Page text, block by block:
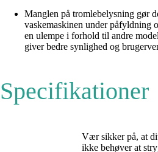
Manglen på tromlebelysning gør
vaskemaskinen under påfyldning
en ulempe i forhold til andre
giver bedre synlighed og
Specifikationer
Vær sikker på, at
ikke behøver at